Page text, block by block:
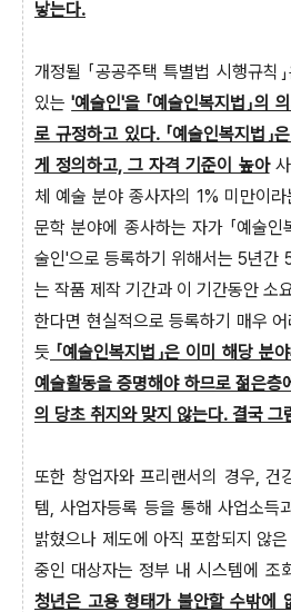
낳는다.
개정될 「공공주택 특별법 시행규칙
있는'예술인'을 「예술인복지법」의
로 규정하고 있다. 「예술인복지법」
게 정의하고, 그 자격 기준이 높아사
체 예술 분야 종사자의 1% 미만이
문학 분야에 종사하는 자가 「예술인
술인'으로 등록하기 위해서는 5년간
는 작품 제작 기간과 이 기간동안 소
한다면 현실적으로 등록하기 매우
듯 「예술인복지법」은 이미 해당 분
예술활동을 증명해야 하므로 젊은층
의 당초 취지와 맞지 않는다. 결국 그
또한 창업자와 프리랜서의 경우, 건
템, 사업자등록 등을 통해 사업소득
밝혔으나 제도에 아직 포함되지 않
중인 대상자는 정부 내 시스템에 조
청년은 고용 형태가 불안할 수밖에